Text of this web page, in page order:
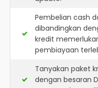
Pembelian cash
dibandingkan
kredit
pembiayaan
Tanyakan paket
dengan besaran